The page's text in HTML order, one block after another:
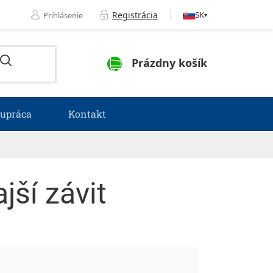
Prihlásenie Registrácia SK▾
NÁKUPNÝ KOŠÍK
Prázdny košík
Kontakt
závit